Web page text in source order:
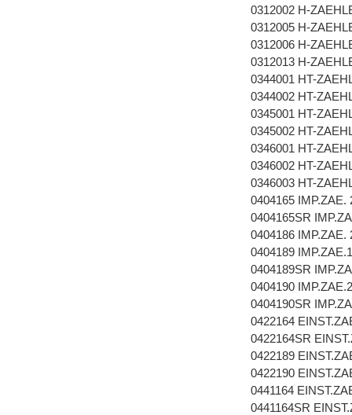
0312002 H-
0312005 H-
0312006 H-
0312013 H-
0344001 HT-
0344002 HT-
0345001 HT-
0345002 HT-
0346001 HT-
0346002 HT-
0346003 HT-
0404165 IMP.ZAE.
0404165SR
0404186 IMP.ZAE.
0404189
0404189SR
0404190
0404190SR
0422164
0422164SR
0422189
0422190
0441164
0441164SR